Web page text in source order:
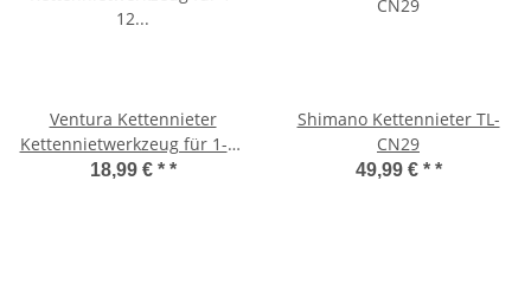
Ventura Kettennieter
Kettennietwerkzeug für 1-12
fach Ketten
18,99 € * *
Shimano Kettennieter TL-
CN29
49,99 € * *